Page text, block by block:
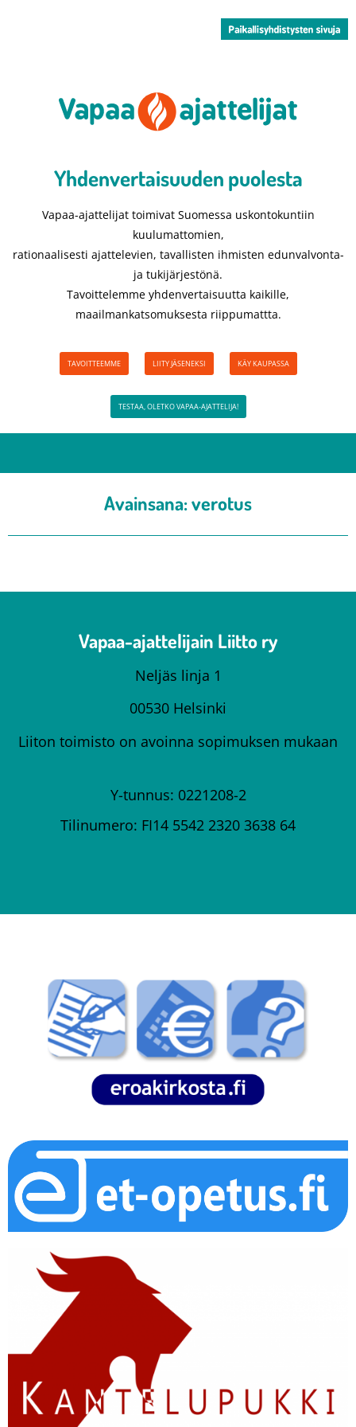
Yhdenvertaisuuden puolesta​
Vapaa-ajattelijat toimivat Suomessa uskontokuntiin
kuulumattomien,
rationaalisesti ajattelevien, tavallisten ihmisten edunvalvonta-
ja tukijärjestönä.
Tavoittelemme yhdenvertaisuutta kaikille,
maailmankatsomuksesta riippumattta.
TAVOITTEEMME LIITY JÄSENEKSI KÄY KAUPASSA
TESTAA, OLETKO VAPAA-AJATTELIJA!
Avainsana:verotus
Vapaa-ajattelijain Liitto ry
Neljäs linja 1
00530 Helsinki
Liiton toimisto on avoinna sopimuksen mukaan
Y-tunnus: 0221208-2
Tilinumero: FI14 5542 2320 3638 64